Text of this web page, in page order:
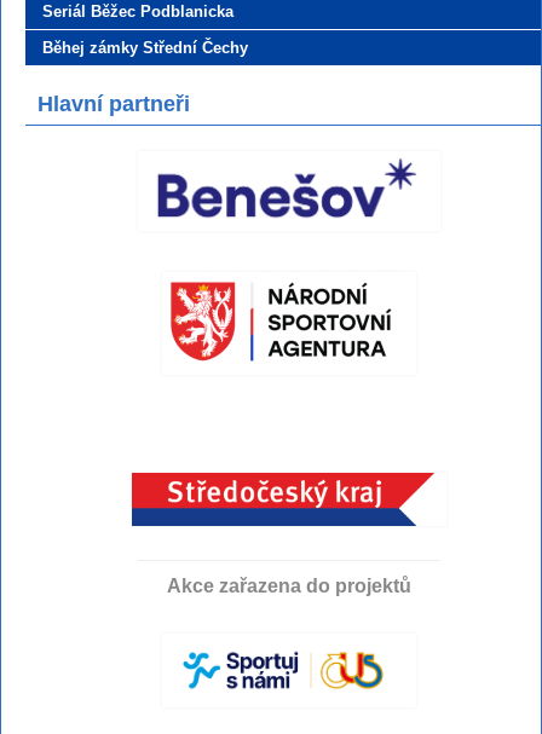
Seriál Běžec Podblanicka
Běhej zámky Střední Čechy
Hlavní partneři
Akce zařazena do projektů